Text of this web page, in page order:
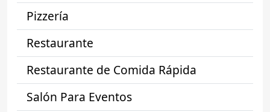
Pizzería
Restaurante
Restaurante de Comida Rápida
Salón Para Eventos